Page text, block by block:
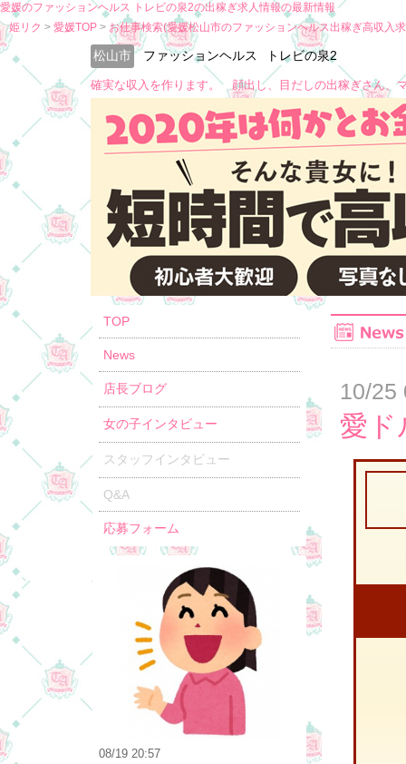
愛媛のファッションヘルス トレビの泉2の出稼ぎ求人情報の最新情報
姫リク
愛媛TOP お仕事検索(愛媛松山市のファッションヘルス出稼ぎ高収入
松山市 ファッションヘルス トレビの泉2
確実な収入を作ります。 顔出し、目だしの出稼ぎさん、
TOP
News
店長ブログ
女の子インタビュー
スタッフインタビュー
Q&A
応募フォーム
08/19 20:57
10/25
愛